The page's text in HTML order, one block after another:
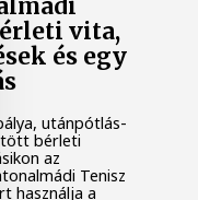
vita,
és egy
utánpótlás-
bérleti
az
Tenisz
használja a